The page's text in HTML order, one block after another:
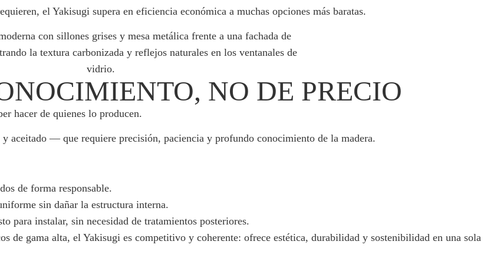
el Yakisugi supera en eficiencia económica a muchas opciones más baratas.
NO DE PRECIO
hacer de quienes lo producen.
aceitado — que requiere precisión, paciencia y profundo conocimiento de la madera.
de forma responsable.
sin dañar la estructura interna.
para instalar, sin necesidad de tratamientos posteriores.
de gama alta, el Yakisugi es competitivo y coherente: ofrece estética, durabilidad y sostenibilidad en una sola